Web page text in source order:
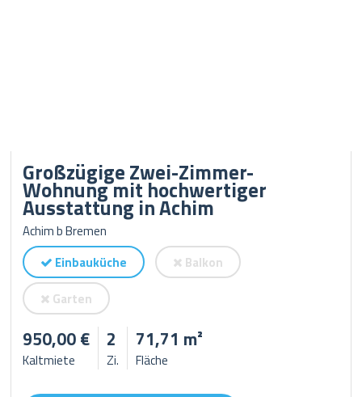
Großzügige Zwei-Zimmer-
Wohnung mit hochwertiger
Ausstattung in Achim
Achim b Bremen
Einbauküche
Balkon
Garten
950,00 €
Kaltmiete
2
Zi.
71,71 m²
Fläche